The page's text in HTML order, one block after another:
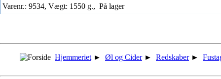
Varenr.: 9534, Vægt: 1550 g., På lager
Hjemmeriet ► Øl og Cider ► Redskaber ►